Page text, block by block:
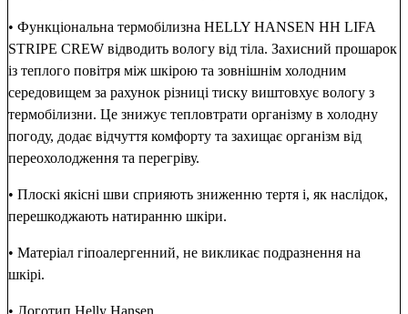
• Функціональна термобілизна HELLY HANSEN HH LIFA
STRIPE CREW відводить вологу від тіла. Захисний прошарок
із теплого повітря між шкірою та зовнішнім холодним
середовищем за рахунок різниці тиску виштовхує вологу з
термобілизни. Це знижує тепловтрати організму в холодну
погоду, додає відчуття комфорту та захищає організм від
переохолодження та перегріву.
• Плоскі якісні шви сприяють зниженню тертя і, як наслідок,
перешкоджають натиранню шкіри.
• Матеріал гіпоалергенний, не викликає подразнення на
шкірі.
• Логотип Helly Hansen.